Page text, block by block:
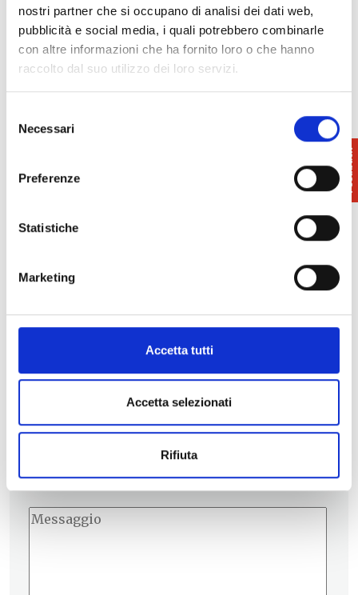
nostri partner che si occupano di analisi dei dati web,
pubblicità e social media, i quali potrebbero combinarle
con altre informazioni che ha fornito loro o che hanno
raccolto dal suo utilizzo dei loro servizi.
delNecessari
Preferenze
Statistiche
Marketing
Accetta tutti
Accetta selezionati
Rifiuta